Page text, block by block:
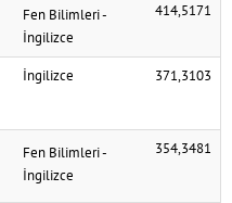
Fen Bilimleri-
İngilizce
414,5171
İngilizce 371,3103
Fen Bilimleri-
İngilizce
354,3481